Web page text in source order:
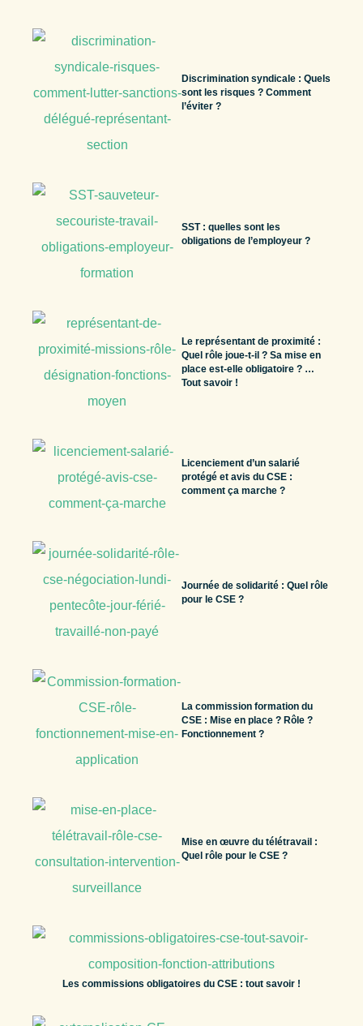
Discrimination syndicale : Quels
sont les risques ? Comment
l’éviter ?
SST : quelles sont les
obligations de l’employeur ?
Le représentant de proximité :
Quel rôle joue-t-il ? Sa mise en
place est-elle obligatoire ? …
Tout savoir !
Licenciement d’un salarié
protégé et avis du CSE :
comment ça marche ?
Journée de solidarité : Quel rôle
pour le CSE ?
La commission formation du
CSE : Mise en place ? Rôle ?
Fonctionnement ?
Mise en œuvre du télétravail :
Quel rôle pour le CSE ?
Les commissions obligatoires du CSE : tout savoir !